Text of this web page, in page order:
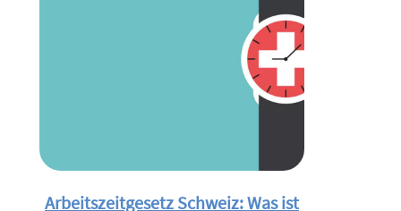
Arbeitszeitgesetz Schweiz: Was ist